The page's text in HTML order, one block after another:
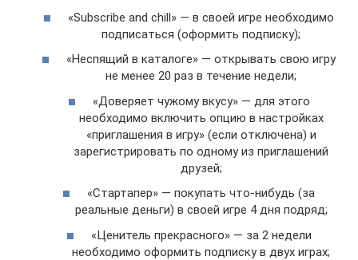
«Subscribe and chill» — в своей игре необходимо
подписаться (оформить подписку);
«Неспящий в каталоге» — открывать свою игру
не менее 20 раз в течение недели;
«Доверяет чужому вкусу» — для этого
необходимо включить опцию в настройках
«приглашения в игру» (если отключена) и
зарегистрировать по одному из приглашений
друзей;
«Стартапер» — покупать что-нибудь (за
реальные деньги) в своей игре 4 дня подряд;
«Ценитель прекрасного» — за 2 недели
необходимо оформить подписку в двух играх;